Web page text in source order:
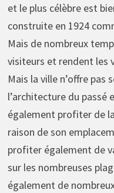
et le plus célèbre est
construite en 1924
Mais de nombreux
visiteurs et rendent les
Mais la ville n’offre
l’architecture du passé
également profiter de
raison de son
profiter également de
sur les nombreuses
également de